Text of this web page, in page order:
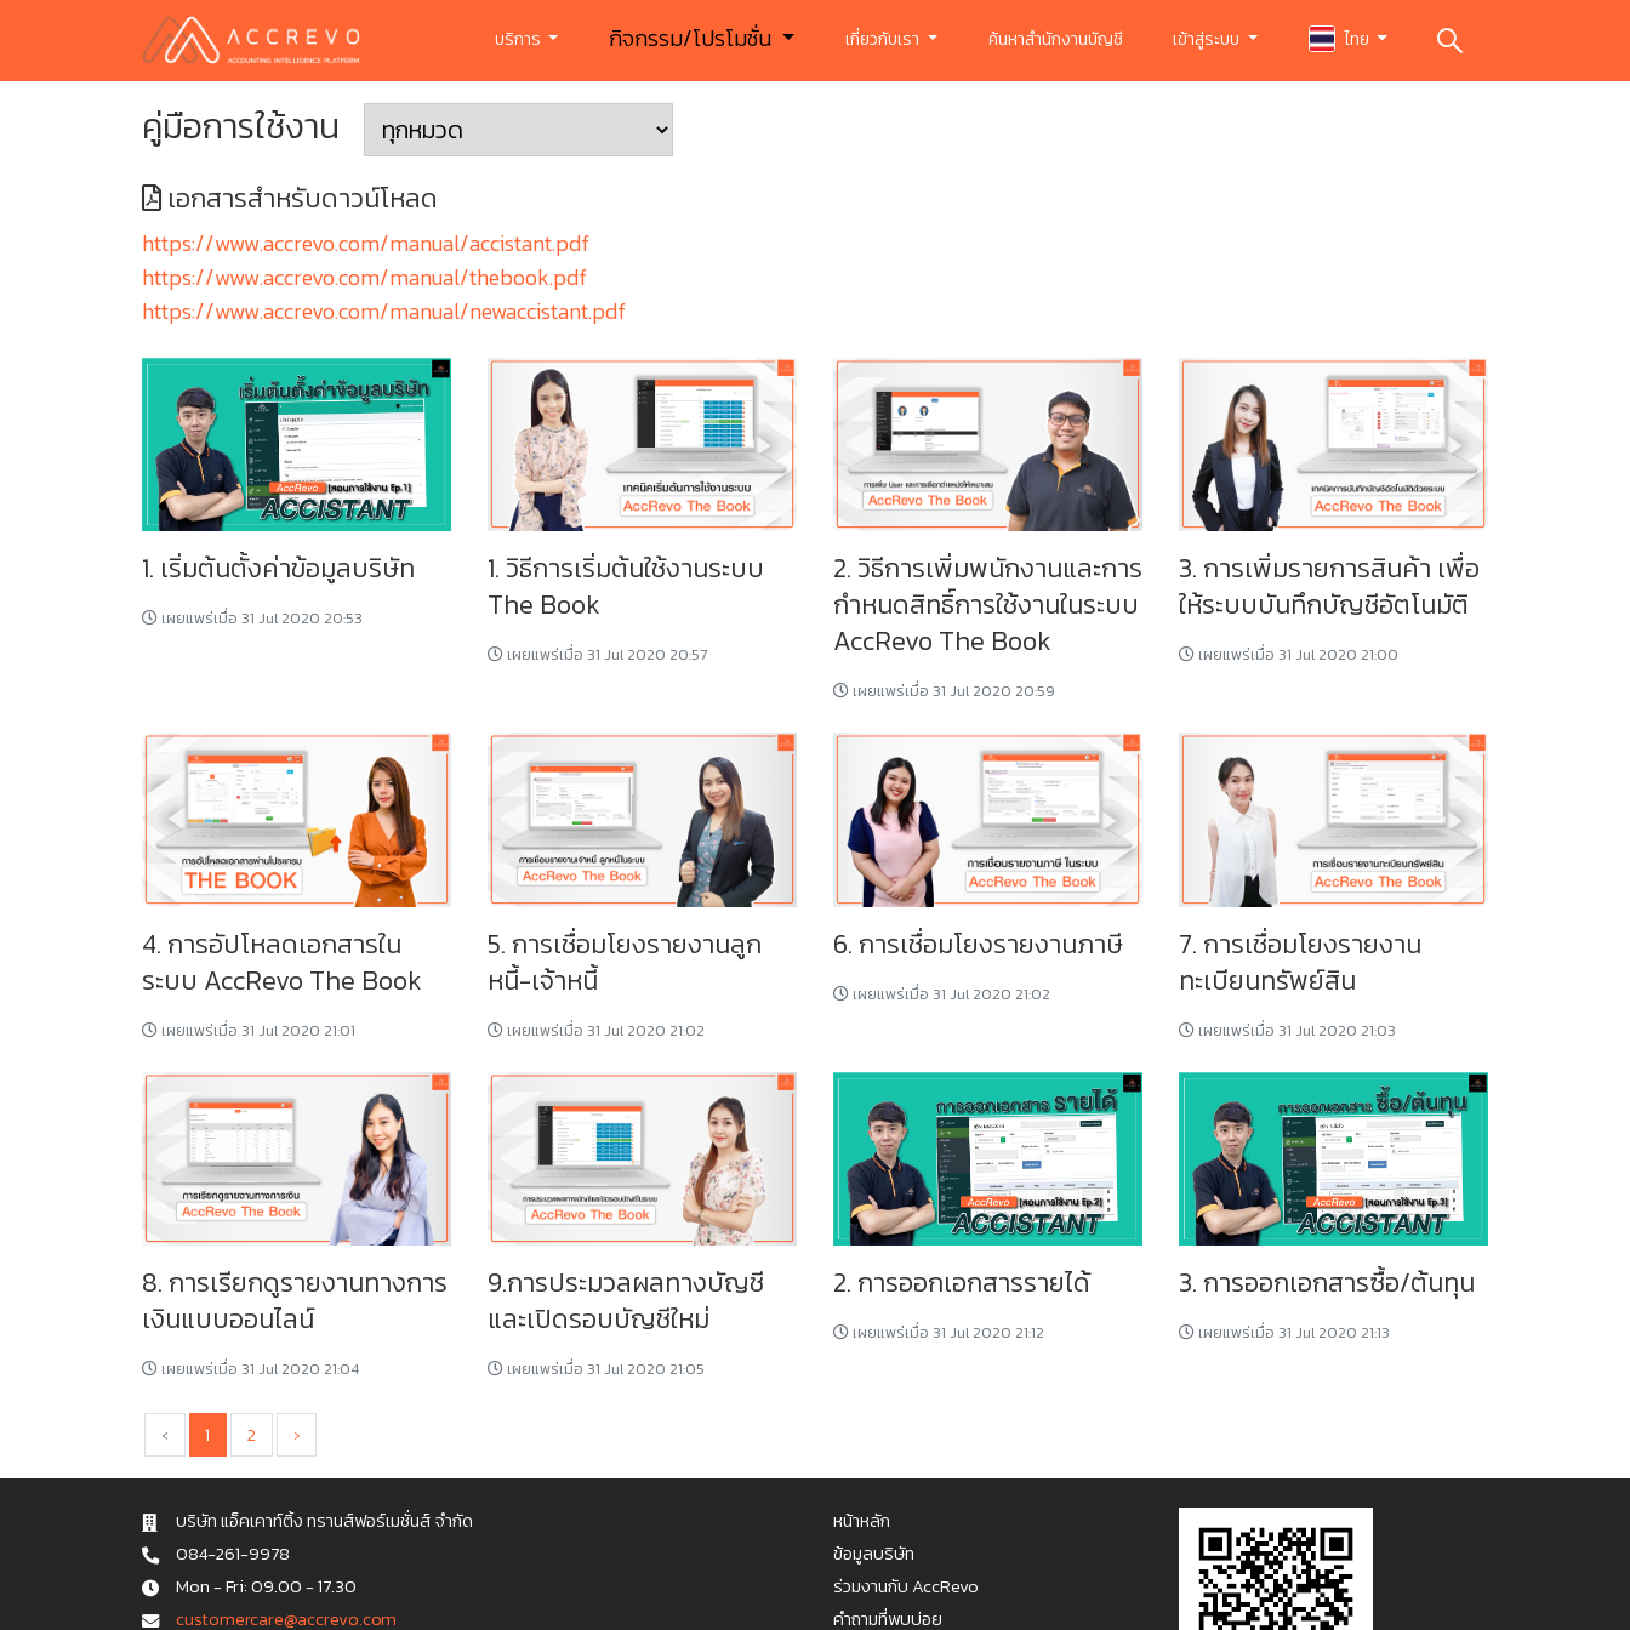
บริการ กิจกรรม/โปรโมชั่น เกี่ยวกับเรา ค้นหาสำนักงานบัญชี เข้าสู่ระบบ ไทย
คู่มือการใช้งาน
เอกสารสำหรับดาวน์โหลด
https://www.accrevo.com/manual/accistant.pdf
https://www.accrevo.com/manual/thebook.pdf
https://www.accrevo.com/manual/newaccistant.pdf
1. เริ่มต้นตั้งค่าข้อมูลบริษัท
เผยแพร่เมื่อ 31 Jul 2020 20:53
1. วิธีการเริ่มต้นใช้งานระบบ
The Book
เผยแพร่เมื่อ 31 Jul 2020 20:57
2. วิธีการเพิ่มพนักงานและการ
กำหนดสิทธิ์การใช้งานในระบบ
AccRevo The Book
เผยแพร่เมื่อ 31 Jul 2020 20:59
3. การเพิ่มรายการสินค้า เพื่อ
ให้ระบบบันทึกบัญชีอัตโนมัติ
เผยแพร่เมื่อ 31 Jul 2020 21:00
4. การอัปโหลดเอกสารใน
ระบบ AccRevo The Book
เผยแพร่เมื่อ 31 Jul 2020 21:01
5. การเชื่อมโยงรายงานลูก
หนี้-เจ้าหนี้
เผยแพร่เมื่อ 31 Jul 2020 21:02
6. การเชื่อมโยงรายงานภาษี
เผยแพร่เมื่อ 31 Jul 2020 21:02
7. การเชื่อมโยงรายงาน
ทะเบียนทรัพย์สิน
เผยแพร่เมื่อ 31 Jul 2020 21:03
8. การเรียกดูรายงานทางการ
เงินแบบออนไลน์
เผยแพร่เมื่อ 31 Jul 2020 21:04
9.การประมวลผลทางบัญชี
และเปิดรอบบัญชีใหม่
เผยแพร่เมื่อ 31 Jul 2020 21:05
2. การออกเอกสารรายได้
เผยแพร่เมื่อ 31 Jul 2020 21:12
3. การออกเอกสารซื้อ/ต้นทุน
เผยแพร่เมื่อ 31 Jul 2020 21:13
‹ 1 2 ›
บริษัท แอ็คเคาท์ติ้ง ทรานส์ฟอร์เมชั่นส์ จำกัด
084-261-9978
Mon - Fri: 09.00 - 17.30
c u s t o m e r c a r e @ a c c r e v o . c o m
หน้าหลัก
ข้อมูลบริษัท
ร่วมงานกับ AccRevo
คำถามที่พบบ่อย